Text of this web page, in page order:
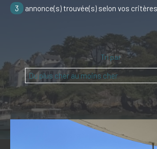
3 annonce(s) trouvée(s) selon vos critères
Tri par
Du plus cher au moins cher
Ville
Budget